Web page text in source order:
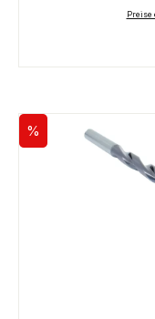
Preise
Rabatt
%